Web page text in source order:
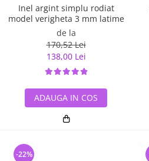
Inel argint simplu rodiat
model verigheta 3 mm latime
de la
170,52 Lei
138,00 Lei
ADAUGA IN COS
-22%